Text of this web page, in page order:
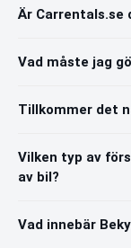
Är Carrentals.se
Vad måste jag
Tillkommer det
Vilken typ av
av bil?
Vad innebär